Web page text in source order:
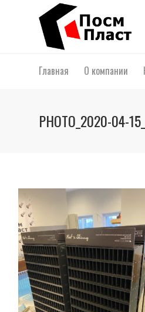
Главная О компании
PHOTO_2020-04-